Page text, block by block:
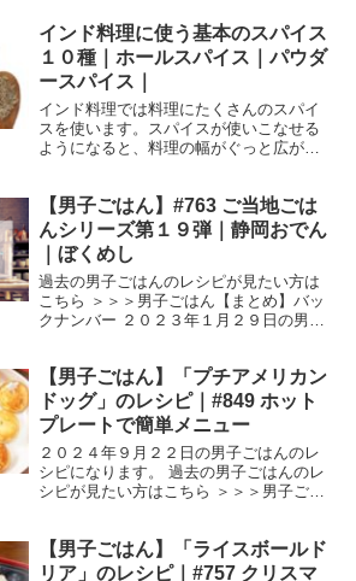
インド料理に使う基本のスパイス
１０種｜ホールスパイス｜パウダ
ースパイス｜
インド料理では料理にたくさんのスパイ
スを使います。スパイスが使いこなせる
ようになると、料理の幅がぐっと広がり
理で使うスパイス インド料理はスパイス
でできていると言っ...
【男子ごはん】#763 ご当地ごは
んシリーズ第１９弾｜静岡おでん
｜ぼくめし
過去の男子ごはんのレシピが見たい方は
こちら ＞＞＞男子ごはん【まとめ】バッ
クナンバー ２０２３年１月２９日の男子
ゆで卵（４個）、牛すじ（４本）、ちく
わ（小５本...
【男子ごはん】「プチアメリカン
ドッグ」のレシピ｜#849 ホット
プレートで簡単メニュー
２０２４年９月２２日の男子ごはんのレ
シピになります。 過去の男子ごはんのレ
シピが見たい方はこちら ＞＞＞男子ごは
キミックス ２００g 牛乳 １５０cc
卵 １個 ...
【男子ごはん】「ライスボールド
リア」のレシピ｜#757 クリスマ